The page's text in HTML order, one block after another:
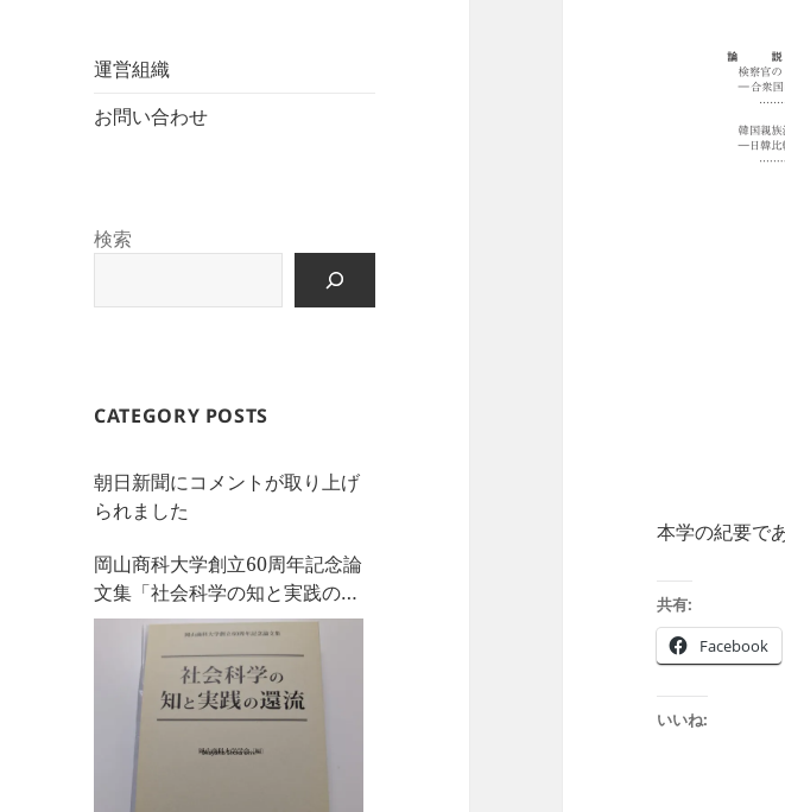
運営組織
お問い合わせ
検索
CATEGORY POSTS
朝日新聞にコメントが取り上げ
られました
岡山商科大学創立60周年記念論
文集「社会科学の知と実践の還
流」を刊行しました
本学の紀要で
共有:
Facebook
いいね: